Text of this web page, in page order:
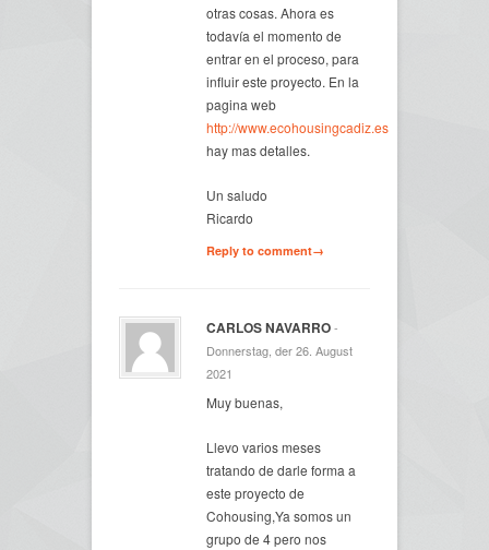
otras cosas. Ahora es
todavía el momento de
entrar en el proceso, para
influir este proyecto. En la
pagina web
http://www.ecohousingcadiz.es
hay mas detalles.
Un saludo
Ricardo
Reply to comment→
CARLOS NAVARRO-
Donnerstag, der 26. August
2021
Muy buenas,
Llevo varios meses
tratando de darle forma a
este proyecto de
Cohousing,Ya somos un
grupo de 4 pero nos